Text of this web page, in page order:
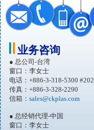
业务咨询
● 总公司-台湾
窗口：李女士
电话：+886-3-318-5300 #202
传真：+886-3-328-2290
信箱： sales@ckplas.com
● 总经销代理-中国
窗口：李女士